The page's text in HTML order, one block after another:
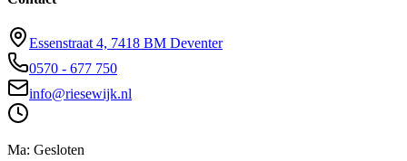
Essenstraat 4, 7418 BM Deventer
0570 - 677 750
info@riesewijk.nl
Ma: Gesloten